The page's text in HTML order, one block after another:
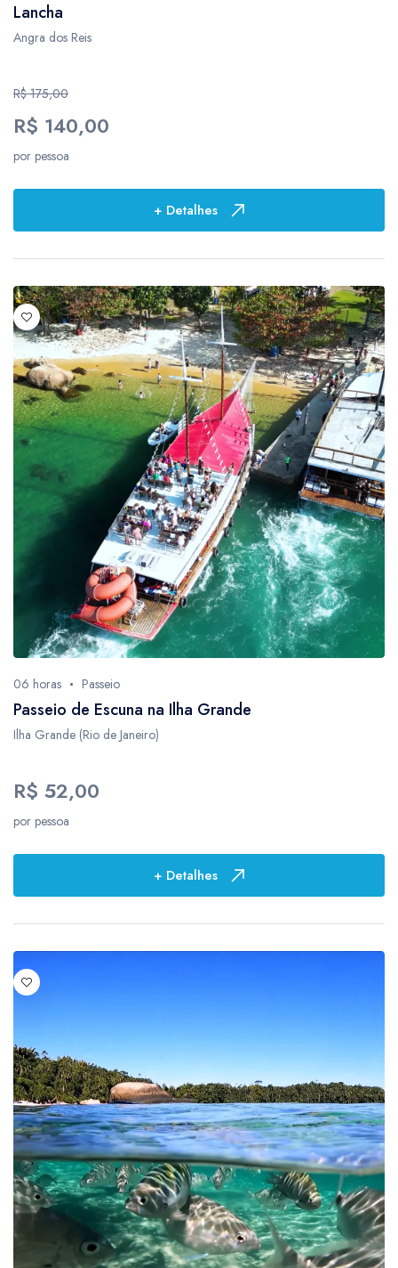
Lancha
Angra dos Reis
R$ 175,00
R$ 140,00
por pessoa
+ Detalhes
06 horas Passeio
Passeio de Escuna na Ilha Grande
Ilha Grande (Rio de Janeiro)
R$ 52,00
por pessoa
+ Detalhes